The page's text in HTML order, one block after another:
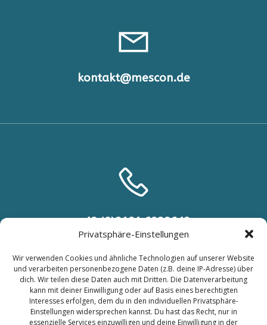
Privatsphäre-Einstellungen
Wir verwenden Cookies und ähnliche Technologien auf unserer Website
und verarbeiten personenbezogene Daten (z.B. deine IP-Adresse) über
dich. Wir teilen diese Daten auch mit Dritten. Die Datenverarbeitung
kann mit deiner Einwilligung oder auf Basis eines berechtigten
Interesses erfolgen, dem du in den individuellen Privatsphäre-
Einstellungen widersprechen kannst. Du hast das Recht, nur in
essenzielle Services einzuwilligen und deine Einwilligung in der
kontakt@mescon.de
+49 (0)2191 6929648